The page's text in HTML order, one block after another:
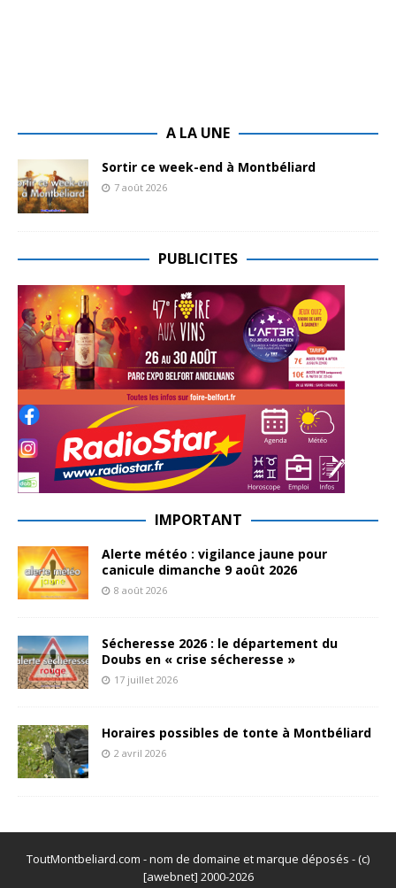
A LA UNE
Sortir ce week-end à Montbéliard
7 août 2026
PUBLICITES
IMPORTANT
Alerte météo : vigilance jaune pour
canicule dimanche 9 août 2026
8 août 2026
Sécheresse 2026 : le département du
Doubs en « crise sécheresse »
17 juillet 2026
Horaires possibles de tonte à Montbéliard
2 avril 2026
ToutMontbeliard.com - nom de domaine et marque déposés - (c)
[awebnet] 2000-2026